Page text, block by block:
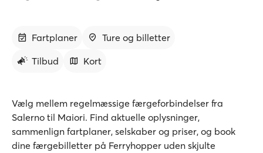
Fartplaner
Ture og billetter
Tilbud
Kort
Vælg mellem regelmæssige færgeforbindelser fra
Salerno til Maiori. Find aktuelle oplysninger,
sammenlign fartplaner, selskaber og priser, og book
dine færgebilletter på Ferryhopper uden skjulte